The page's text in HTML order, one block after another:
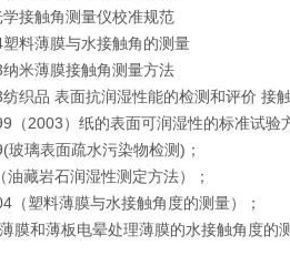
接触角测量仪校准规范
料薄膜与水接触角的测量
米薄膜接触角测量方法
织品 表面抗润湿性能的检测和评价 接
（2003）纸的表面可润湿性的标准试验
璃表面疏水污染物检测)；
藏岩石润湿性测定方法）；
（塑料薄膜与水接触角度的测量）；
膜和薄板电晕处理薄膜的水接触角度的测